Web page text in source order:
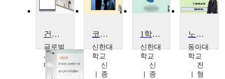
건강하자! 멘탈헬스365
글로벌
사이버
대학교
하
코로나19 재택수업, 원격수업으로 교육혁신하자
신한대
학교
신
종
1학기를 돌아보며, 수업공개 현실된 2학기 준비하자
신한대
학교
신
종
노동말고진짜운동하자
동아대
학교
전
형